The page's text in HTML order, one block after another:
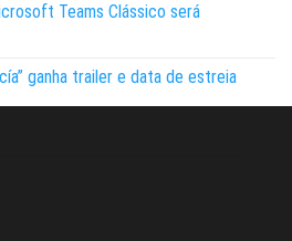
Teams Clássico será
ganha trailer e data de estreia